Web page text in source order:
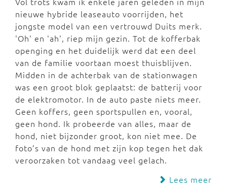
nieuwe hybride leaseauto voorrijden, het
jongste model van een vertrouwd Duits merk.
'Oh' en 'ah', riep mijn gezin. Tot de kofferbak
openging en het duidelijk werd dat een deel
van de familie voortaan moest thuisblijven.
Midden in de achterbak van de stationwagen
was een groot blok geplaatst: de batterij voor
de elektromotor. In de auto paste niets meer.
Geen koffers, geen sportspullen en, vooral,
geen hond. Ik probeerde van alles, maar de
hond, niet bijzonder groot, kon niet mee. De
foto’s van de hond met zijn kop tegen het dak
veroorzaken tot vandaag veel gelach.
Lees meer